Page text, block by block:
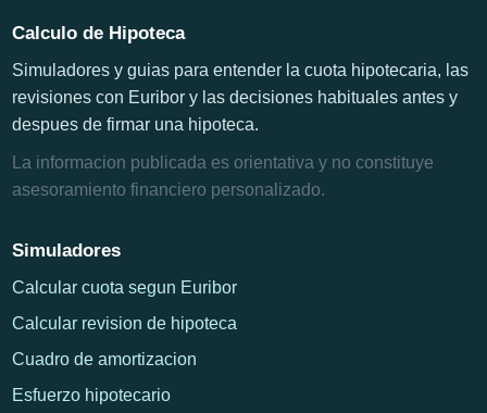
Calculo de Hipoteca
Simuladores y guias para entender la cuota hipotecaria, las
revisiones con Euribor y las decisiones habituales antes y
despues de firmar una hipoteca.
La informacion publicada es orientativa y no constituye
asesoramiento financiero personalizado.
Simuladores
Calcular cuota segun Euribor
Calcular revision de hipoteca
Cuadro de amortizacion
Esfuerzo hipotecario